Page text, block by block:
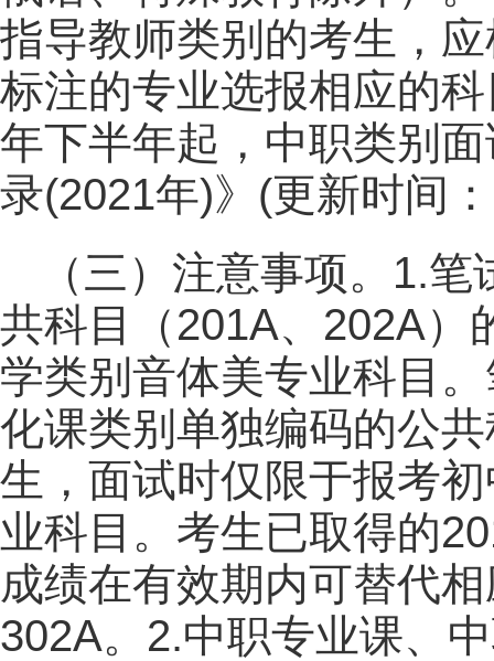
指导教师类别的考生，
标注的专业选报相应的
年下半年起，中职类别
录(2021年)》(更新时间
（三）注意事项。1.
共科目（201A、202A）
学类别音体美专业科目
化课类别单独编码的公
生，面试时仅限于报考
业科目。考生已取得的
成绩在有效期内可替代
302A。2.中职专业课、